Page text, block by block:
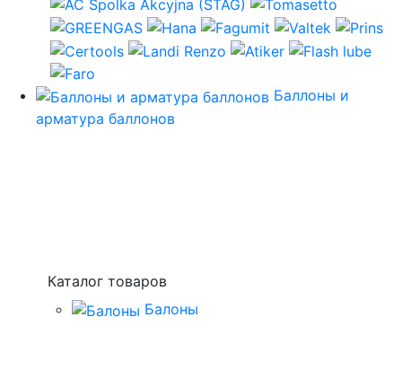
Баллоны и
арматура баллонов
Каталог товаров
Балоны